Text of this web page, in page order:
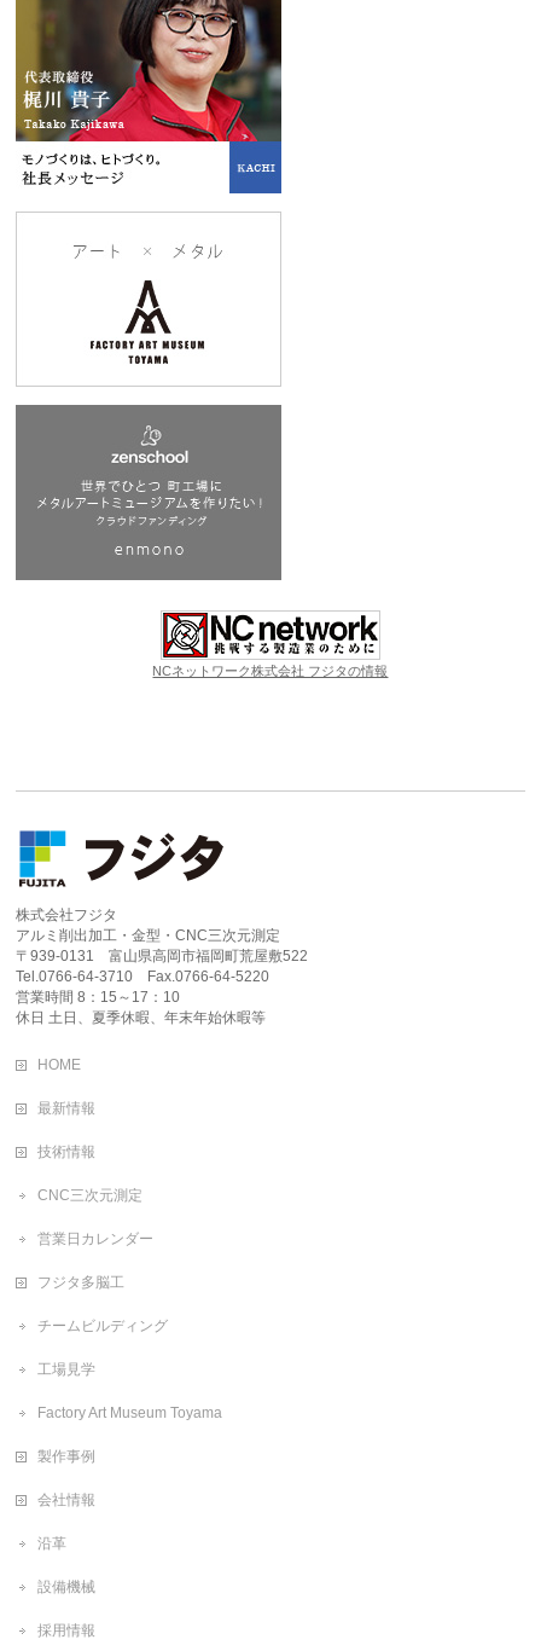
NCネットワーク株式会社 フジタの情報
株式会社フジタ
アルミ削出加工・金型・CNC三次元測定
〒939-0131 富山県高岡市福岡町荒屋敷522
Tel.0766-64-3710 Fax.0766-64-5220
営業時間 8：15～17：10
休日 土日、夏季休暇、年末年始休暇等
HOME
最新情報
技術情報
CNC三次元測定
営業日カレンダー
フジタ多脳工
チームビルディング
工場見学
Factory Art Museum Toyama
製作事例
会社情報
沿革
設備機械
採用情報